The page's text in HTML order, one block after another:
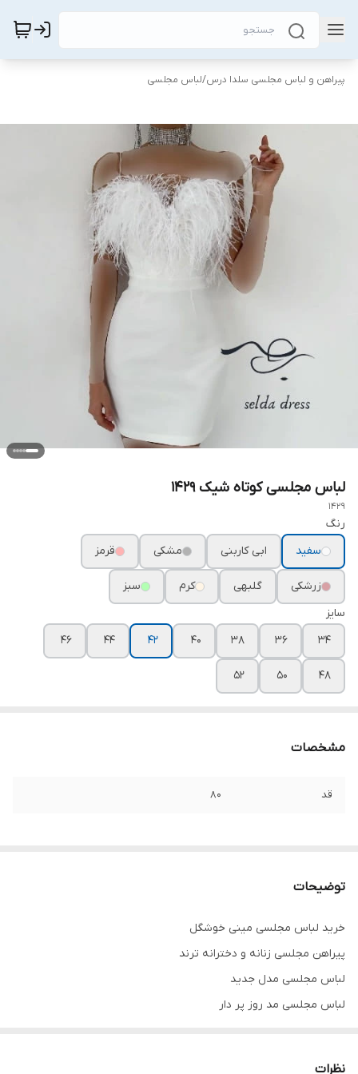
پیراهن و لباس مجلسی سلدا درس/لباس مجلسی
لباس مجلسی کوتاه شیک ۱۴۲۹
1429
رنگ
سفید
ابی کاربنی مشکی قرمز
زرشکی گلبهی کرم
سبز
سایز
۳۴
۳۶ ۳۸ ۴۰ ۴۲ ۴۴ ۴۶
۴۸ ۵۰ ۵۲
مشخصات
قد ۸۰
توضیحات
خرید لباس مجلسی مینی خوشگل
پیراهن مجلسی زنانه و دخترانه ترند
لباس مجلسی مدل جدید
لباس مجلسی مد روز پر دار
نظرات